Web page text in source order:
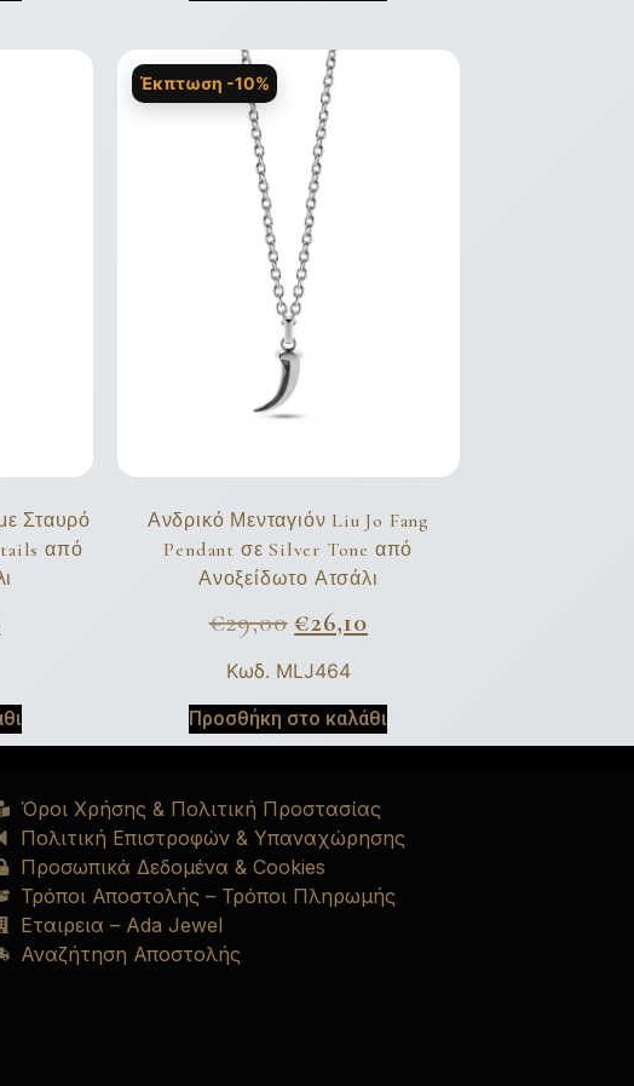
Σταυρό
από
Έκπτωση -10%
Ανδρικό Μενταγιόν Liu Jo Fang
Pendant σε Silver Tone από
Ανοξείδωτο Ατσάλι
€29,00 €26,10
Κωδ. MLJ464
Προσθήκη στο καλάθι
Όροι Χρήσης & Πολιτική Προστασίας
Πολιτική Επιστροφών & Υπαναχώρησης
Προσωπικά Δεδομένα & Cookies
Τρόποι Αποστολής – Τρόποι Πληρωμής
Εταιρεια – Ada Jewel
Αναζήτηση Αποστολής